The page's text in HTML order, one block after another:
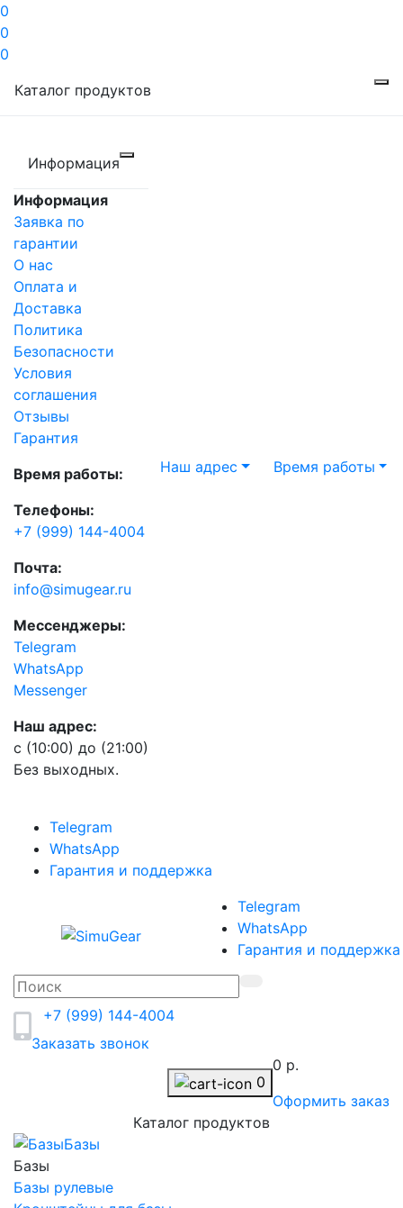
0
0
0
Каталог продуктов
Информация
Информация
Заявка по
гарантии
О нас
Оплата и
Доставка
Политика
Безопасности
Условия
соглашения
Отзывы
Гарантия
Время работы:
Телефоны:
+7 (999) 144-4004
Почта:
info@simugear.ru
Мессенджеры:
Telegram
WhatsApp
Messenger
Наш адрес:
с (10:00) до (21:00)
Без выходных.
Наш адрес Время работы
Telegram
WhatsApp
Гарантия и поддержка
Telegram
WhatsApp
Гарантия и поддержка
+7 (999) 144-4004
Заказать звонок
0
0 р.
Оформить заказ
Каталог продуктов
Базы
Базы
Базы рулевые